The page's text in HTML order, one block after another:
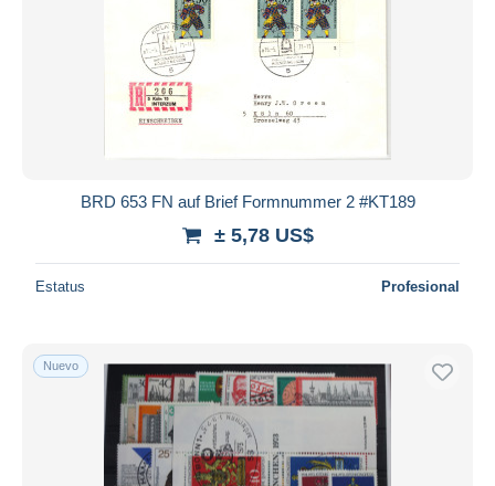
BRD 653 FN auf Brief Formnummer 2 #KT189
± 5,78 US$
Estatus Profesional
Nuevo